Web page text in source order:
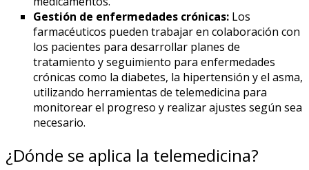
Gestión de enfermedades crónicas: Los
farmacéuticos pueden trabajar en colaboración con
los pacientes para desarrollar planes de
tratamiento y seguimiento para enfermedades
crónicas como la diabetes, la hipertensión y el asma,
utilizando herramientas de telemedicina para
monitorear el progreso y realizar ajustes según sea
necesario.
¿Dónde se aplica la telemedicina?